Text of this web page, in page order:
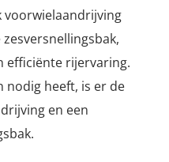
voorwielaandrijving
efficiënte rijervaring.
nodig heeft, is er de
en een